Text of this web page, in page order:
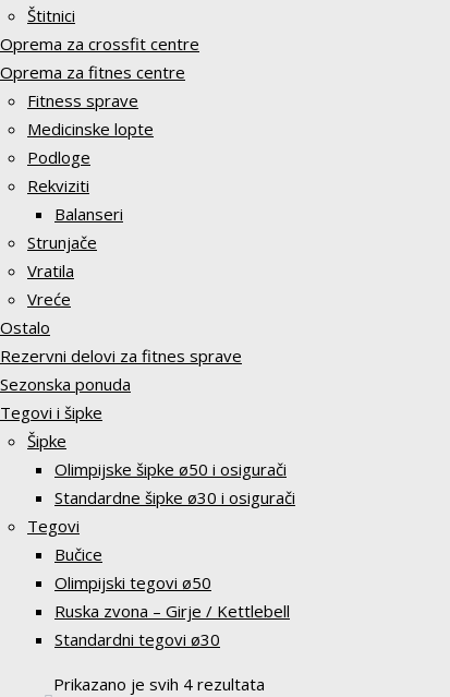
Štitnici
Oprema za crossfit centre
Oprema za fitnes centre
Fitness sprave
Medicinske lopte
Podloge
Rekviziti
Balanseri
Strunjače
Vratila
Vreće
Ostalo
Rezervni delovi za fitnes sprave
Sezonska ponuda
Tegovi i šipke
Šipke
Olimpijske šipke ø50 i osigurači
Standardne šipke ø30 i osigurači
Tegovi
Bučice
Olimpijski tegovi ø50
Ruska zvona – Girje / Kettlebell
Standardni tegovi ø30
Prikazano je svih 4 rezultata